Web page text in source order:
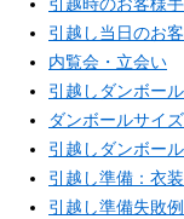
引越し当日のお
内覧会・立会い
引越しダンボー
ダンボールサイ
引越しダンボー
引越し準備：衣
引越し準備失敗